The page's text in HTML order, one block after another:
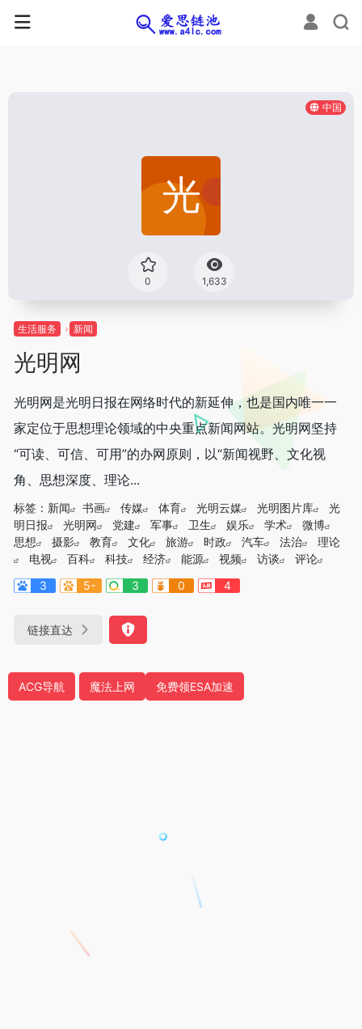
中国
0 1,633
生活服务 新闻
光明网
光明网是光明日报在网络时代的新延伸，也是国内唯一一
家定位于思想理论领域的中央重点新闻网站。光明网坚持
“可读、可信、可用”的办网原则，以“新闻视野、文化视
角、思想深度、理论...
标签： 新闻 书画 传媒 体育 光明云媒 光明图片库
光
明日报
光明网 党建 军事 卫生 娱乐 学术
微博
思想
摄影 教育 文化 旅游 时政 汽车 法治
理论
电视
百科 科技 经济 能源 视频 访谈
评论
3
5- 3 0 4
链接直达
ACG导航 魔法上网 免费领ESA加速